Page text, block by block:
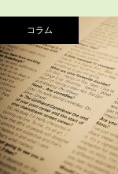
コラム